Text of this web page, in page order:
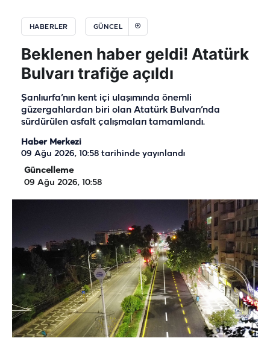
HABERLER GÜNCEL
Beklenen haber geldi! Atatürk
Bulvarı trafiğe açıldı
Şanlıurfa’nın kent içi ulaşımında önemli
güzergahlardan biri olan Atatürk Bulvarı’nda
sürdürülen asfalt çalışmaları tamamlandı.
Haber Merkezi
09 Ağu 2026, 10:58 tarihinde yayınlandı
Güncelleme
09 Ağu 2026, 10:58